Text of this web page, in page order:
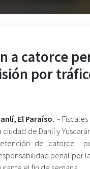
a catorce
por
El Paraíso. –
ciudad de Danlí y
de catorce
penal por